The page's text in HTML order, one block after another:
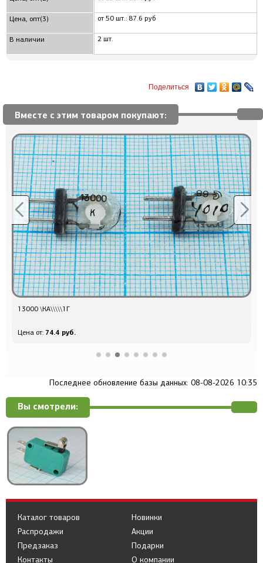
Цена, опт(3)
В наличии
от 50 шт.: 87.6 руб
2 шт.
Поделиться
Вместе с этим товаром покупают:
13000 \КА\\\\\1Г
Цена от: 74.4 руб.
Последнее обновление базы данных: 08-08-2026 10:35
Вы смотрели:
Каталог товаров
Распродажи
Предзаказ
Новинки
Акции
Подарки
Контакты
О компании